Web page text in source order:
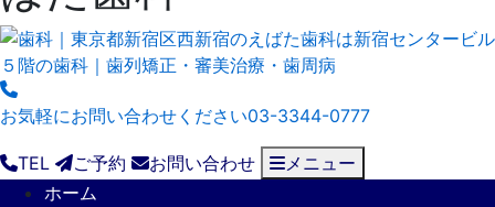
お気軽にお問い合わせください03-3344-0777
TEL ご予約 お問い合わせ
メニュー
ホーム